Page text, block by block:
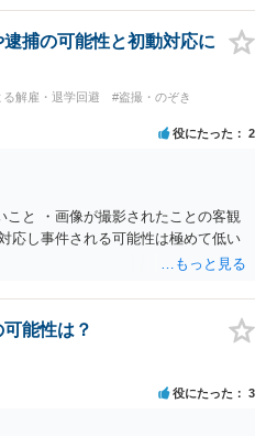
捕の可能性と初動対応に
る解雇・退学回避
#盗撮・のぞき
役にたった 2
こと ・画像が撮影されたことの客観
応し事件される可能性は極めて低い
能性は？
役にたった 3